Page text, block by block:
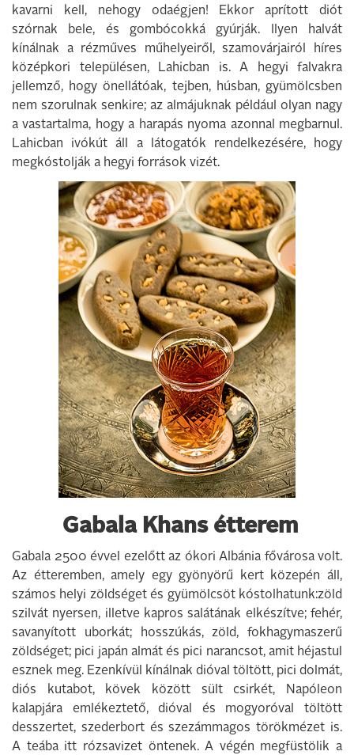
kavarni kell, nehogy odaégjen! Ekkor aprított diót
szórnak bele, és gombócokká gyúrják. Ilyen halvát
kínálnak a rézműves műhelyeiről, szamovárjairól híres
középkori településen, Lahicban is. A hegyi falvakra
jellemző, hogy önellátóak, tejben, húsban, gyümölcsben
nem szorulnak senkire; az almájuknak például olyan nagy
a vastartalma, hogy a harapás nyoma azonnal megbarnul.
Lahicban ivókút áll a látogatók rendelkezésére, hogy
megkóstolják a hegyi források vizét.
Gabala Khans étterem
Gabala 2500 évvel ezelőtt az ókori Albánia fővárosa volt.
Az étteremben, amely egy gyönyörű kert közepén áll,
számos helyi zöldséget és gyümölcsöt kóstolhatunk:zöld
szilvát nyersen, illetve kapros salátának elkészítve; fehér,
savanyított uborkát; hosszúkás, zöld, fokhagymaszerű
zöldséget; pici japán almát és pici narancsot, amit héjastul
esznek meg. Ezenkívül kínálnak dióval töltött, pici dolmát,
diós kutabot, kövek között sült csirkét, Napóleon
kalapjára emlékeztető, dióval és mogyoróval töltött
desszertet, szederbort és szezámmagos törökmézet is.
A teába itt rózsavizet öntenek. A végén megfüstölik a